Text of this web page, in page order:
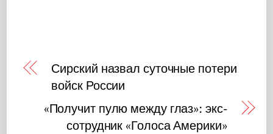
Сирский назвал суточные потери
войск России
«Получит пулю между глаз»: экс-
сотрудник «Голоса Америки»